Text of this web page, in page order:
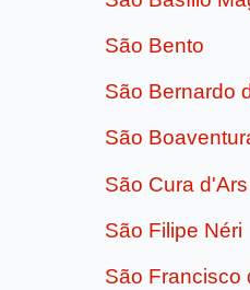
São Bento
São Bernardo
São
São Cura d'Ars
São Filipe Néri
São Francisco